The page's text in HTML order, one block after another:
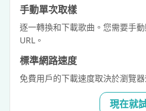
手動單次取樣
逐一轉換和下載歌曲。您需要手
URL。
標準網路速度
免費用戶的下載速度取決於瀏覽
現在就